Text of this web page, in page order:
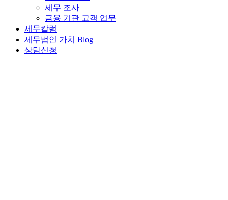
세무 조사
금융 기관 고객 업무
세무칼럼
세무법인 가치 Blog
상담신청